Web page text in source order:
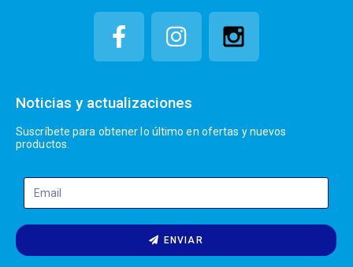
Noticias y actualizaciones
Suscríbete para obtener lo último en ofertas y nuevos
productos.
ENVIAR